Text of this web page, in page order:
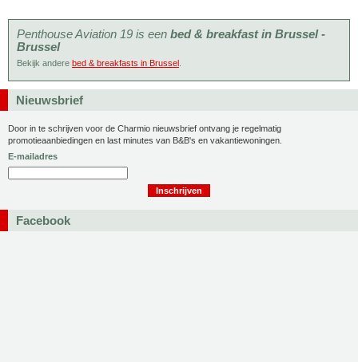
Penthouse Aviation 19 is een bed & breakfast in Brussel -
Brussel
Bekijk andere bed & breakfasts in Brussel
Nieuwsbrief
Door in te schrijven voor de Charmio nieuwsbrief ontvang je regelmatig
promotieaanbiedingen en last minutes van B&B's en vakantiewoningen.
E-mailadres
Facebook